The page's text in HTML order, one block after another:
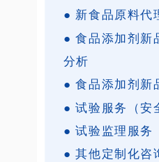
● 新食品原料代
● 食品添加剂新
分析
● 食品添加剂新
● 试验服务（安
● 试验监理服务
● 其他定制化咨